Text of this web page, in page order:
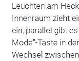
Leuchten am
Innenraum zieht
ein, parallel gibt
Mode"-Taste in
Wechsel